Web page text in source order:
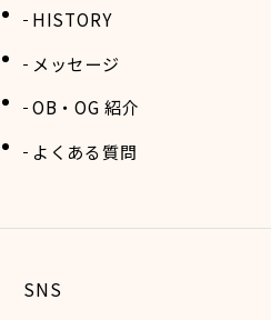
HISTORY
メッセージ
OB・OG 紹介
よくある質問